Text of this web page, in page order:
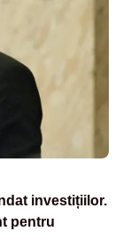
investițiilor.
pentru